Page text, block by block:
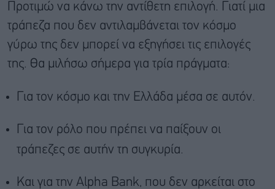
Προτιμώ να κάνω την αντίθετη επιλογή. Γιατί μια
τράπεζα που δεν αντιλαμβάνεται τον κόσμο
γύρω της δεν μπορεί να εξηγήσει τις επιλογές
της. Θα μιλήσω σήμερα για τρία πράγματα:
Για τον κόσμο και την Ελλάδα μέσα σε αυτόν.
Για τον ρόλο που πρέπει να παίξουν οι
τράπεζες σε αυτήν τη συγκυρία.
Και για την Alpha Bank, που δεν αρκείται στο